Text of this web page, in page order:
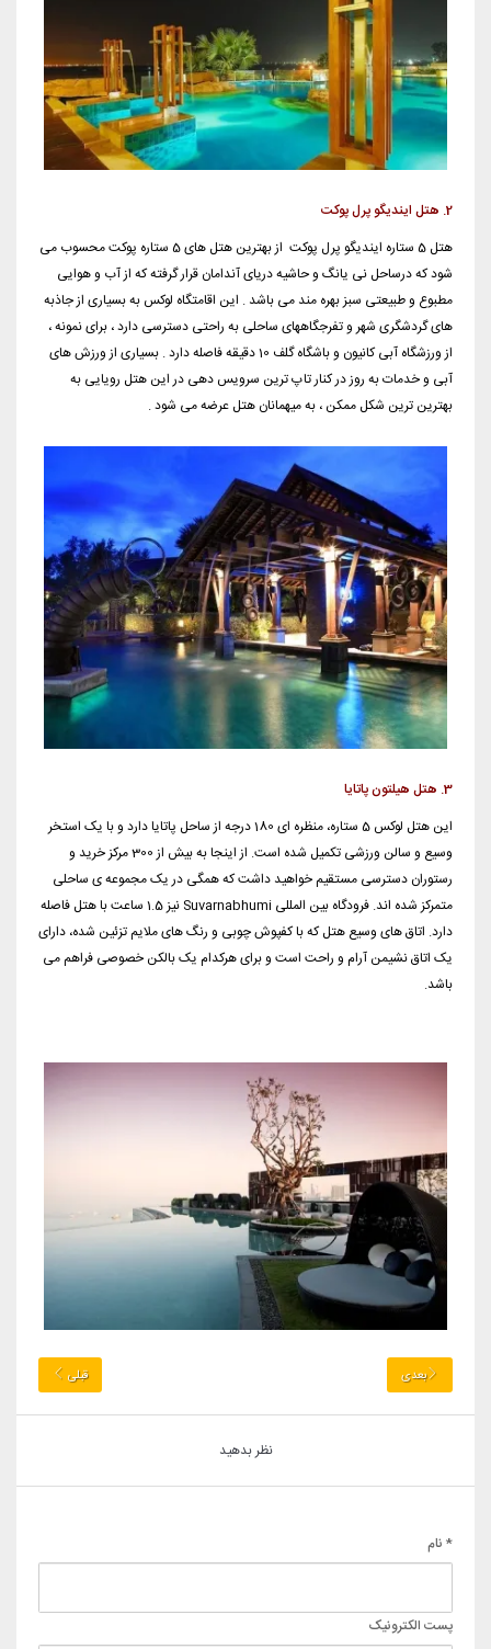
2. هتل ایندیگو پرل پوکت
هتل 5 ستاره ایندیگو پرل پوکت از بهترین هتل های 5 ستاره پوکت محسوب می
شود که درساحل نی یانگ و حاشیه دریای آندامان قرار گرفته که از آب و هوایی
مطبوع و طبیعتی سبز بهره مند می باشد . این اقامتگاه لوکس به بسیاری از جاذبه
های گردشگری شهر و تفرجگاههای ساحلی به راحتی دسترسی دارد ، برای نمونه ،
از ورزشگاه آبی کانیون و باشگاه گلف 10 دقیقه فاصله دارد . بسیاری از ورزش های
آبی و خدمات به روز در کنار تاپ ترین سرویس دهی در این هتل رویایی به
بهترین ترین شکل ممکن ، به میهمانان هتل عرضه می شود .
3. هتل هیلتون پاتایا
این هتل لوکس 5 ستاره، منظره ای 180 درجه از ساحل پاتایا دارد و با یک استخر
وسیع و سالن ورزشی تکمیل شده است. از اینجا به بیش از 300 مرکز خرید و
رستوران دسترسی مستقیم خواهید داشت که همگی در یک مجموعه ی ساحلی
متمرکز شده اند. فرودگاه بین المللی Suvarnabhumi نیز 1.5 ساعت با هتل فاصله
دارد. اتاق های وسیع هتل که با کفپوش چوبی و رنگ های ملایم تزئین شده، دارای
یک اتاق نشیمن آرام و راحت است و برای هرکدام یک بالکن خصوصی فراهم می
باشد.
بعدی قبلی
نظر بدهید
* نام
پست الکترونیک